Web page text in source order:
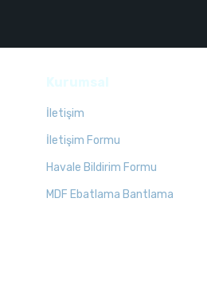
İletişim
İletişim Formu
Havale Bildirim Formu
MDF Ebatlama Bantlama